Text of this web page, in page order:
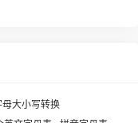
母大小写转换